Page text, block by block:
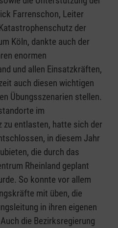
Farrenschon, Leiter
der
Köln, dankte auch der
enormen
und allen Einsatzkräften,
auch diesen wichtigen
Übungsszenarien stellen.
im
entlasten, hatte sich der
in diesem Jahr
die durch das
Rheinland geplant
So konnte vor allem
mit üben, die
in ihren eigenen
die Bezirksregierung